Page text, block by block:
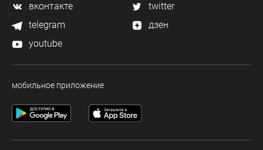
вконтакте
twitter
telegram
дзен
youtube
мобильное приложение